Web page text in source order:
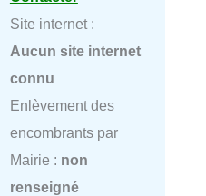
Site internet :
Aucun site internet
connu
Enlèvement des
encombrants par
Mairie : non
renseigné